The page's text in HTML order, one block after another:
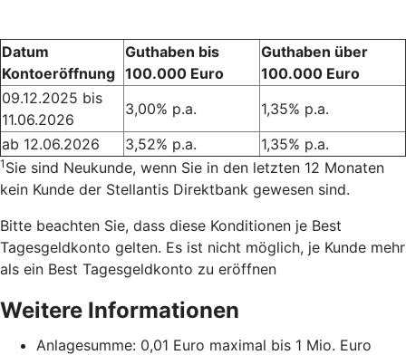
Datum
Kontoeröffnung
Guthaben bis
100.000 Euro
Guthaben über
100.000 Euro
09.12.2025 bis
11.06.2026
3,00% p.a.
1,35% p.a.
ab 12.06.2026
3,52% p.a. 1,35% p.a.
1 Sie sind Neukunde, wenn Sie in den letzten 12 Monaten
kein Kunde der Stellantis Direktbank gewesen sind.
Bitte beachten Sie, dass diese Konditionen je Best
Tagesgeldkonto gelten. Es ist nicht möglich, je Kunde mehr
als ein Best Tagesgeldkonto zu eröffnen
Weitere Informationen
Anlagesumme: 0,01 Euro maximal bis 1 Mio. Euro